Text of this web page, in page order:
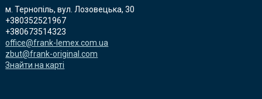
м. Тернопіль, вул. Лозовецька, 30
+380352521967
+380673514323
office@frank-lemex.com.ua
zbut@frank-original.com
Знайти на карті